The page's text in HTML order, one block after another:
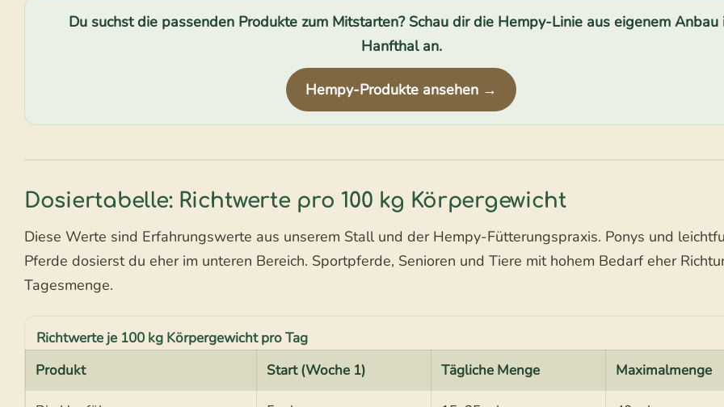
Du suchst die passenden Produkte zum Mitstarten? Schau dir die Hempy-Linie aus eigenem Anbau
Hanfthal an.
Hempy-Produkte ansehen →
Dosiertabelle: Richtwerte pro 100 kg Körpergewicht
Diese Werte sind Erfahrungswerte aus unserem Stall und der Hempy-Fütterungspraxis. Ponys und
Pferde dosierst du eher im unteren Bereich. Sportpferde, Senioren und Tiere mit hohem Bedarf eher
Tagesmenge.
Richtwerte je 100 kg Körpergewicht pro Tag
Produkt
Start (Woche 1) Tägliche Menge Maximalmenge